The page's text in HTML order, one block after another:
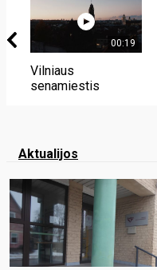
00:19
Vilniaus
senamiestis
Aktualijos